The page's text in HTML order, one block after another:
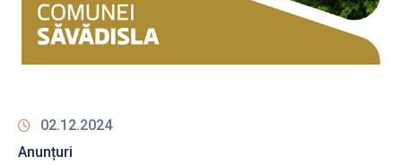
02.12.2024
Anunțuri